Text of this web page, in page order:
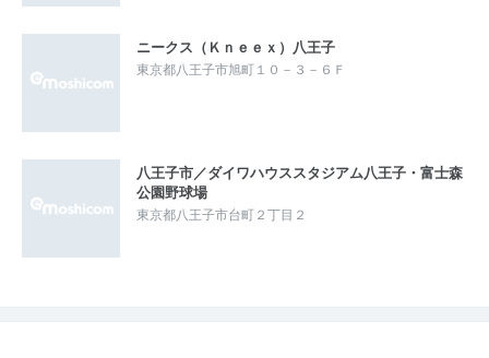
ニークス（Ｋｎｅｅｘ）八王子
東京都八王子市旭町１０－３－６Ｆ
八王子市／ダイワハウススタジアム八王子・富士森
公園野球場
東京都八王子市台町２丁目２